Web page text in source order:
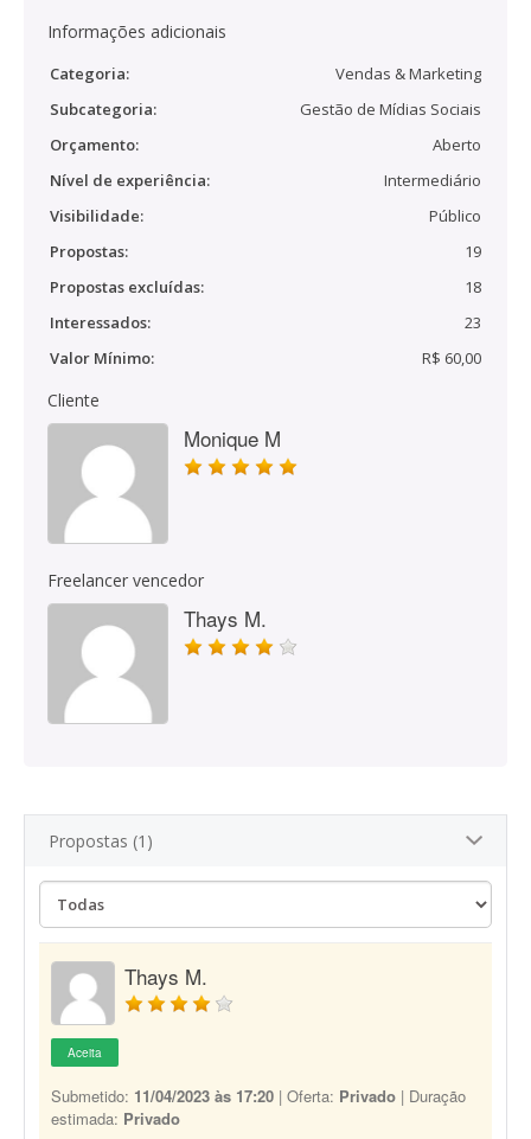
Informações adicionais
Categoria:
Vendas & Marketing
Subcategoria:
Gestão de Mídias Sociais
Orçamento:
Aberto
Nível de experiência:
Intermediário
Visibilidade:
Público
Propostas:
19
Propostas excluídas:
18
Interessados:
23
Valor Mínimo:
R$ 60,00
Cliente
Monique M
Freelancer vencedor
Thays M.
Propostas (1)
Thays M.
Aceita
Submetido: 11/04/2023 às 17:20 | Oferta: Privado | Duração
estimada: Privado